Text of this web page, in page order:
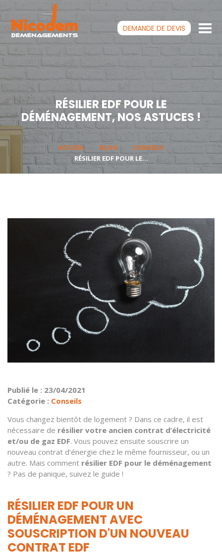
DEMANDE DE DEVIS
RÉSILIER EDF POUR LE
DÉMÉNAGEMENT, NOS ASTUCES !
ACCUEIL BLOG
CONSEILS
RÉSILIER EDF POUR LE...
Publié le : 23/04/2021
Catégorie : Conseils
Vous changez bientôt de logement ? Dans ce cadre, il est
nécessaire de résilier votre ancien contrat d’électricité
et/ou de gaz EDF. Vous pouvez ensuite souscrire un
nouveau contrat d’énergie chez le même fournisseur, ou un
autre. Mais comment résilier EDF pour le déménagement
? Pas de panique, suivez le guide !
RÉSILIER EDF POUR UN
DÉMÉNAGEMENT AVEC
SOUSCRIPTION D'UN NOUVEAU
CONTRAT EDF